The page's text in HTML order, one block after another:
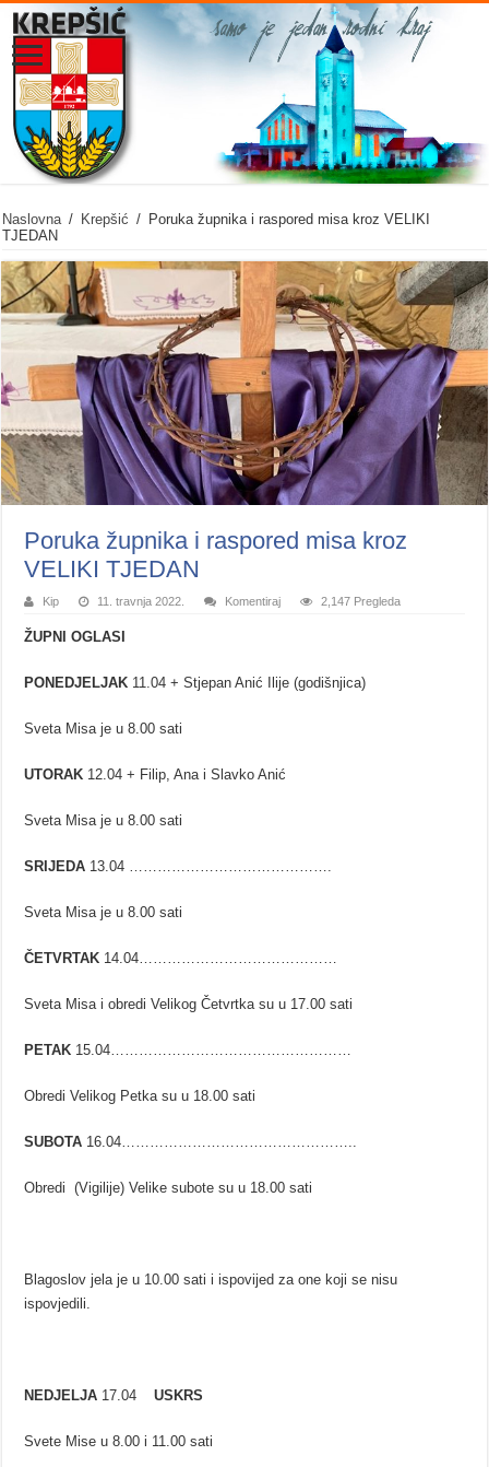
Naslovna / Krepšić / Poruka župnika i raspored misa kroz VELIKI
TJEDAN
Poruka župnika i raspored misa kroz
VELIKI TJEDAN
Kip 11. travnja 2022. Komentiraj 2,147 Pregleda
ŽUPNI OGLASI
PONEDJELJAK 11.04 + Stjepan Anić Ilije (godišnjica)
Sveta Misa je u 8.00 sati
UTORAK 12.04 + Filip, Ana i Slavko Anić
Sveta Misa je u 8.00 sati
SRIJEDA 13.04 …………………………………….
Sveta Misa je u 8.00 sati
ČETVRTAK 14.04……………………………………
Sveta Misa i obredi Velikog Četvrtka su u 17.00 sati
PETAK 15.04……………………………………………
Obredi Velikog Petka su u 18.00 sati
SUBOTA 16.04…………………………………………..
Obredi (Vigilije) Velike subote su u 18.00 sati
Blagoslov jela je u 10.00 sati i ispovijed za one koji se nisu
ispovjedili.
NEDJELJA 17.04USKRS
Svete Mise u 8.00 i 11.00 sati